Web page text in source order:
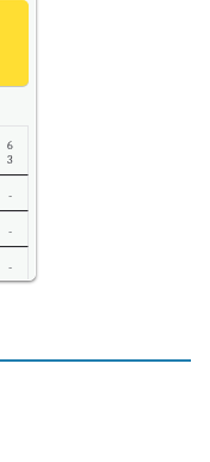
6
3
-
-
-